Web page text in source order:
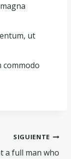
ut
commodo
SIGUIENTE
a full man who